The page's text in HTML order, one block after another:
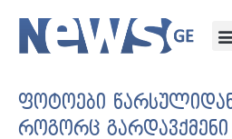
ფოტოები
როგორც გარდავქმენი